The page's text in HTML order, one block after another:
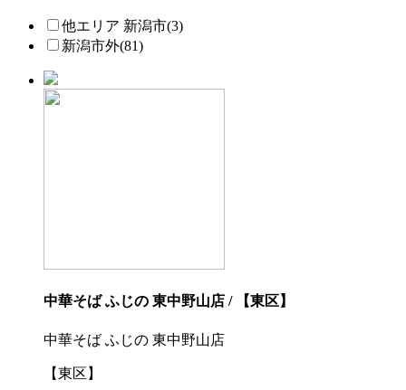
他エリア 新潟市(3)
新潟市外(81)
中華そば ふじの 東中野山店 / 【東区】
中華そば ふじの 東中野山店
【東区】